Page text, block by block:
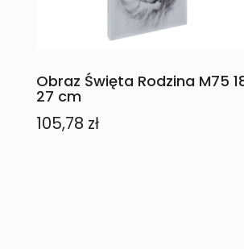
Obraz Święta Rodzina M75
27 cm
105,78 zł